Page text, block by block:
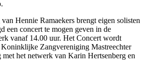
Hennie Ramaekers brengt eigen solisten
een concert te mogen geven in de
vanaf 14.00 uur. Het Concert wordt
Koninklijke Zangvereniging Mastreechter
met het netwerk van Karin Hertsenberg en